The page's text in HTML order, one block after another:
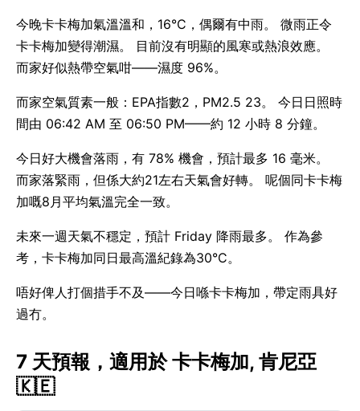
今晚卡卡梅加氣溫溫和，16°C，偶爾有中雨。 微雨正令
卡卡梅加變得潮濕。 目前沒有明顯的風寒或熱浪效應。
而家好似熱帶空氣咁——濕度 96%。
而家空氣質素一般：EPA指數2，PM2.5 23。 今日日照時
間由 06:42 AM 至 06:50 PM——約 12 小時 8 分鐘。
今日好大機會落雨，有 78% 機會，預計最多 16 毫米。
而家落緊雨，但係大約21左右天氣會好轉。 呢個同卡卡梅
加嘅8月平均氣溫完全一致。
未來一週天氣不穩定，預計 Friday 降雨最多。 作為參
考，卡卡梅加同日最高溫紀錄為30°C。
唔好俾人打個措手不及——今日喺卡卡梅加，帶定雨具好
過冇。
7 天預報，適用於 卡卡梅加, 肯尼亞
🇰🇪